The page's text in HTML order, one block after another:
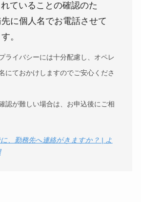
ていることの確認のた
に個人名でお電話させて
。
ライバシーには十分配慮し、オペレ
にておかけしますのでご安心くださ
認が難しい場合は、お申込後にご相
、勤務先へ連絡がきますか？ | よ